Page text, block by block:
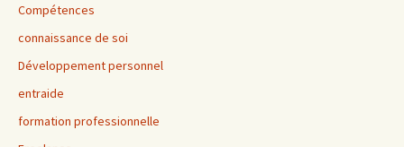
Compétences
connaissance de soi
Développement personnel
entraide
formation professionnelle